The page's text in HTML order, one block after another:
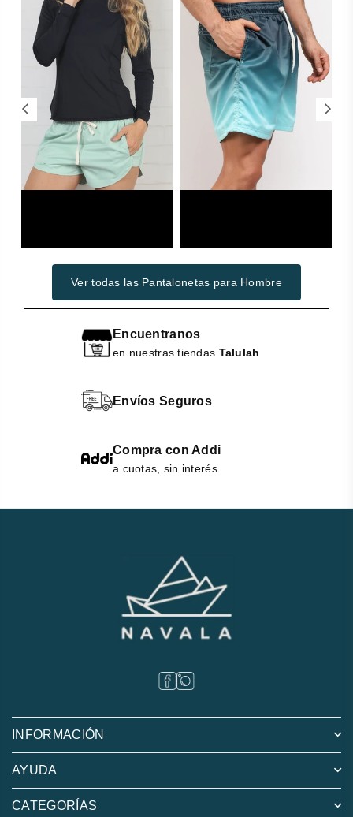
Ver todas las Pantalonetas para Hombre
Encuentranos
en nuestras tiendas Talulah
Envíos Seguros
Compra con Addi
a cuotas, sin interés
INFORMACIÓN
AYUDA
CATEGORÍAS